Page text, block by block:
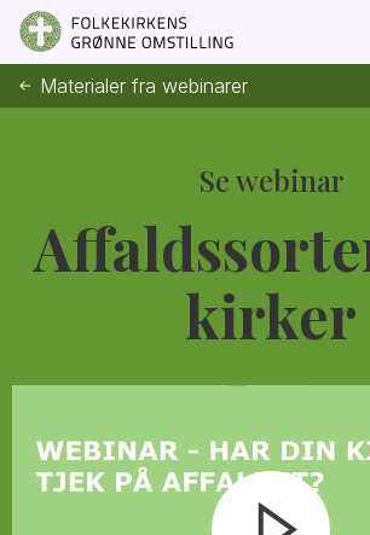
Materialer fra webinarer
Se webinar
kirker